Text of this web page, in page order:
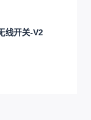
线开关-V2